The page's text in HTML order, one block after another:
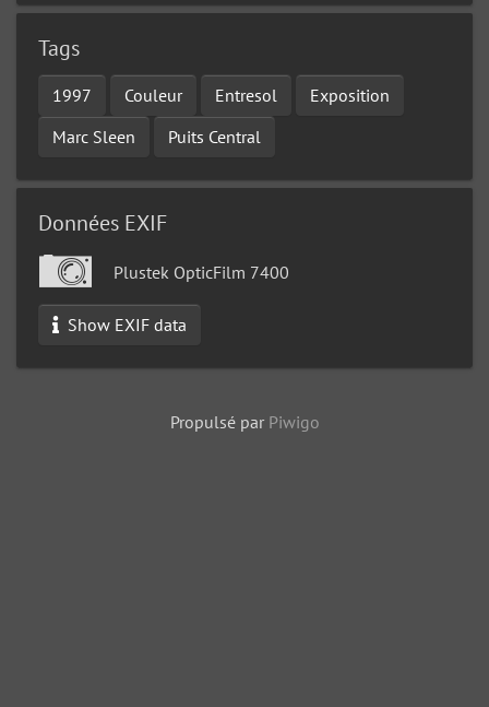
Tags
1997 Couleur Entresol
Exposition
Marc Sleen
Puits Central
Données EXIF
Plustek OpticFilm 7400
Show EXIF data
Propulsé par Piwigo